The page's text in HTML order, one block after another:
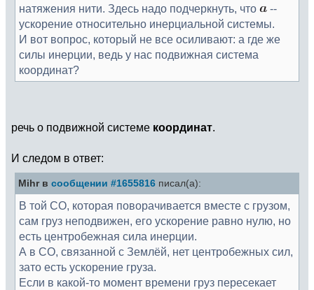
натяжения нити. Здесь надо подчеркнуть, что
--
ускорение относительно инерциальной системы.
И вот вопрос, который не все осиливают: а где же
силы инерции, ведь у нас подвижная система
координат?
речь о подвижной системе координат.
И следом в ответ:
Mihr в сообщении #1655816 писал(а):
В той СО, которая поворачивается вместе с грузом,
сам груз неподвижен, его ускорение равно нулю, но
есть центробежная сила инерции.
А в СО, связанной с Землёй, нет центробежных сил,
зато есть ускорение груза.
Если в какой-то момент времени груз пересекает